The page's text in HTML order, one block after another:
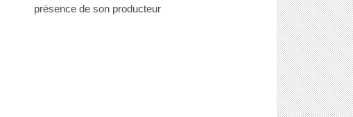
présence de son producteur